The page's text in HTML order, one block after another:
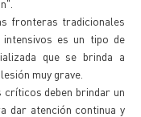
fronteras tradicionales
intensivos es un tipo de
que se brinda a
muy grave.
deben brindar un
dar atención continua y